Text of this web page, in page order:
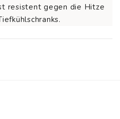
resistent gegen die Hitze